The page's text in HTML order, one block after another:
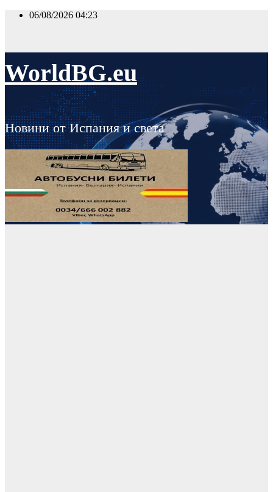
Skip
06/08/2026 04:23
WorldBG.eu
Новини от Испания и света